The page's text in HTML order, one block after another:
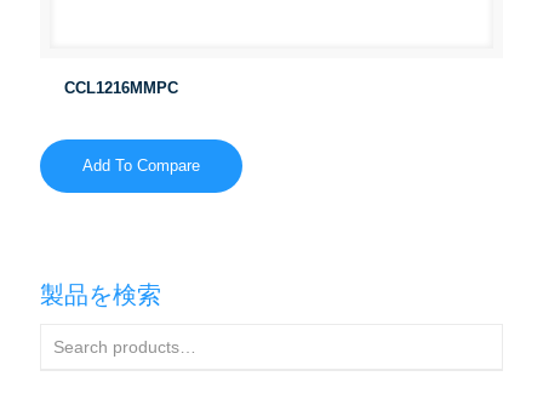
CCL1216MMPC
Add To Compare
製品を検索